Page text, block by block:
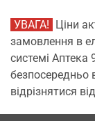
УВАГА! Ціни
замовлення в
системі Аптека
безпосередньо
відрізнятися